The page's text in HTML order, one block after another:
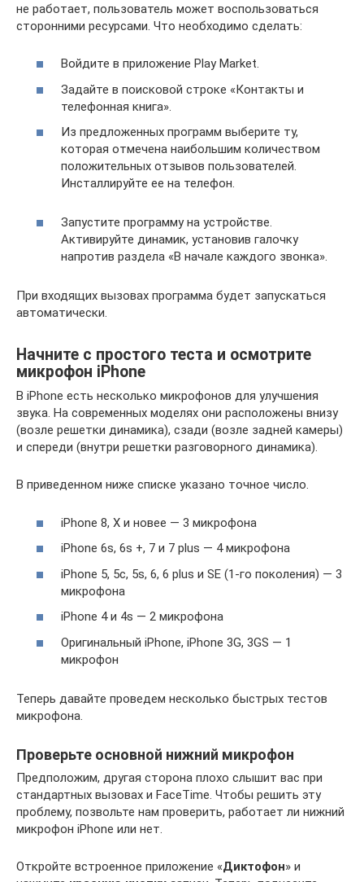
не работает, пользователь может воспользоваться
сторонними ресурсами. Что необходимо сделать:
Войдите в приложение Play Market.
Задайте в поисковой строке «Контакты и
телефонная книга».
Из предложенных программ выберите ту,
которая отмечена наибольшим количеством
положительных отзывов пользователей.
Инсталлируйте ее на телефон.
Запустите программу на устройстве.
Активируйте динамик, установив галочку
напротив раздела «В начале каждого звонка».
При входящих вызовах программа будет запускаться
автоматически.
Начните с простого теста и осмотрите
микрофон iPhone
В iPhone есть несколько микрофонов для улучшения
звука. На современных моделях они расположены внизу
(возле решетки динамика), сзади (возле задней камеры)
и спереди (внутри решетки разговорного динамика).
В приведенном ниже списке указано точное число.
iPhone 8, X и новее — 3 микрофона
iPhone 6s, 6s +, 7 и 7 plus — 4 микрофона
iPhone 5, 5c, 5s, 6, 6 plus и SE (1-го поколения) — 3
микрофона
iPhone 4 и 4s — 2 микрофона
Оригинальный iPhone, iPhone 3G, 3GS — 1
микрофон
Теперь давайте проведем несколько быстрых тестов
микрофона.
Проверьте основной нижний микрофон
Предположим, другая сторона плохо слышит вас при
стандартных вызовах и FaceTime. Чтобы решить эту
проблему, позвольте нам проверить, работает ли нижний
микрофон iPhone или нет.
Откройте встроенное приложение «Диктофон» и